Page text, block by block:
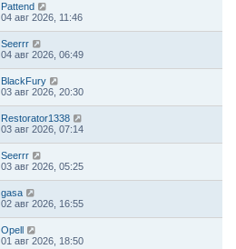
Pattend
04 авг 2026, 11:46
Seerrr
04 авг 2026, 06:49
BlackFury
03 авг 2026, 20:30
Restorator1338
03 авг 2026, 07:14
Seerrr
03 авг 2026, 05:25
gasa
02 авг 2026, 16:55
Opell
01 авг 2026, 18:50